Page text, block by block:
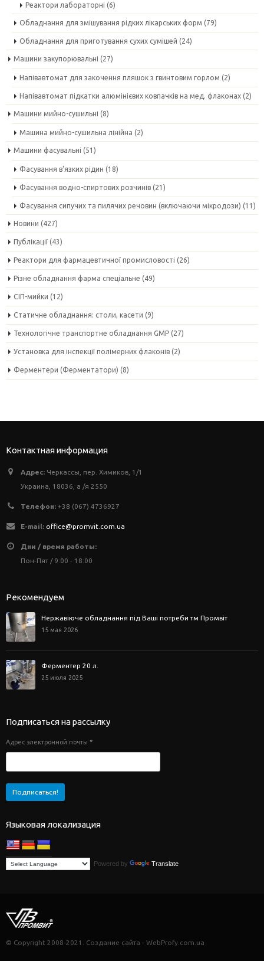
Реактори лабораторні (6)
Обладнання для змішування рідких лікарських форм (79)
Обладнання для приготування сухих сумішей (24)
Машини закупорювальні (27)
Напівавтомат для закочення пляшок з гвинтовим горлом (2)
Напівавтомат підкатки алюмінієвих ковпачків на мед. флаконах (2)
Машини мийно-сушильні (8)
Машина мийно-сушильна лінійна (2)
Машини фасувальні (51)
Фасування в'язких рідин (18)
Фасування водно-спиртових розчинів (21)
Фасування сипучих та пилячих речовин (включаючи мікродози) (11)
Новини (427)
Публікації (43)
Реактори для фармацевтичної промисловості (26)
Різне обладнання фарма спеціальне (49)
СІП-мийки (12)
Статичне обладнання: столи, касети (9)
Технологічне транспортне обладнання GMP (27)
Установка для інспекції полімерних флаконів (2)
Ферментери (Ферментатори) (8)
Контактная информация
Адрес: Черкассы, пер. Химиков, 1/1
Украина, 18036, а /я 2550
Телефон: +38 (067) 4736927
E-mail: office@promvit.com.ua
Дни / время работы:
Пон-Пят / 9:00 - 18:00
Рекомендуем
Нержавіюче обладнання під Ваші потреби тм Промвіт
15 мая 2026
Ферментер 20 л.
25 июля 2025
Подписаться на рассылку
Адрес электронной почты *
Языковая локализация
Powered by Translate
© Copyright 2008-2021. Создание сайта - WebProfy.com.ua